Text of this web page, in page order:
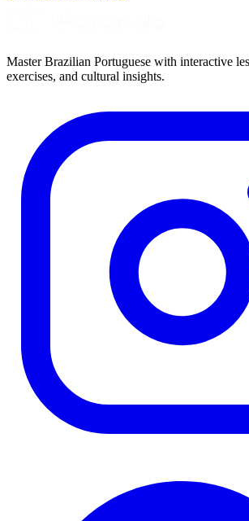
Master Brazilian Portuguese with interactive
exercises, and cultural insights.